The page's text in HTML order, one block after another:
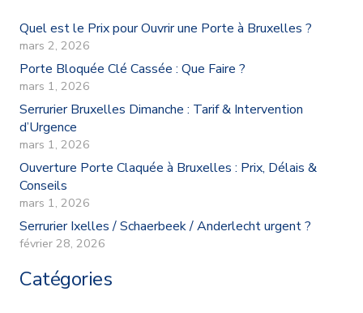
Quel est le Prix pour Ouvrir une Porte à Bruxelles ?
mars 2, 2026
Porte Bloquée Clé Cassée : Que Faire ?
mars 1, 2026
Serrurier Bruxelles Dimanche : Tarif & Intervention
d’Urgence
mars 1, 2026
Ouverture Porte Claquée à Bruxelles : Prix, Délais &
Conseils
mars 1, 2026
Serrurier Ixelles / Schaerbeek / Anderlecht urgent ?
février 28, 2026
Catégories